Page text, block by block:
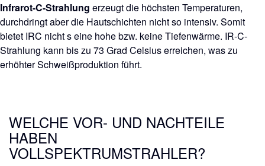
Infrarot-C-Strahlung erzeugt die höchsten Temperaturen,
durchdringt aber die Hautschichten nicht so intensiv. Somit
bietet IRC nicht s eine hohe bzw. keine Tiefenwärme. IR-C-
Strahlung kann bis zu 73 Grad Celsius erreichen, was zu
erhöhter Schweißproduktion führt.
WELCHE VOR- UND NACHTEILE
HABEN
VOLLSPEKTRUMSTRAHLER?